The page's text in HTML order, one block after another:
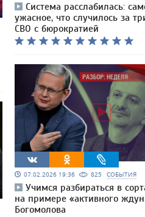
Система расслабилась:
ужасное, что случилось за
СВО с бюрократией
07.02.2026 19:36 825 СОБЫТИЯ
Учимся разбираться в
на примере «активного
Богомолова